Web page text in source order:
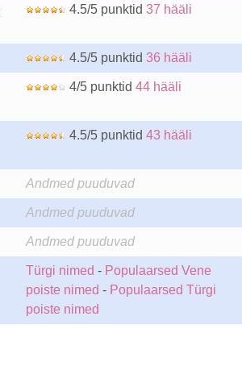
4.5/5 punktid 37 hääli
4.5/5 punktid 36 hääli
4/5 punktid 44 hääli
4.5/5 punktid 43 hääli
Andmed puuduvad
Andmed puuduvad
Andmed puuduvad
Türgi nimed - Populaarsed Vene
poiste nimed - Populaarsed Türgi
poiste nimed